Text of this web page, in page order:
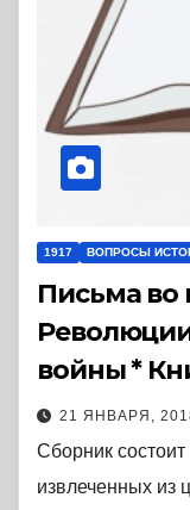
1917 ВОПРОСЫ
Письма во
войны *
21 ЯНВАРЯ,
Сборник
извлеченных из